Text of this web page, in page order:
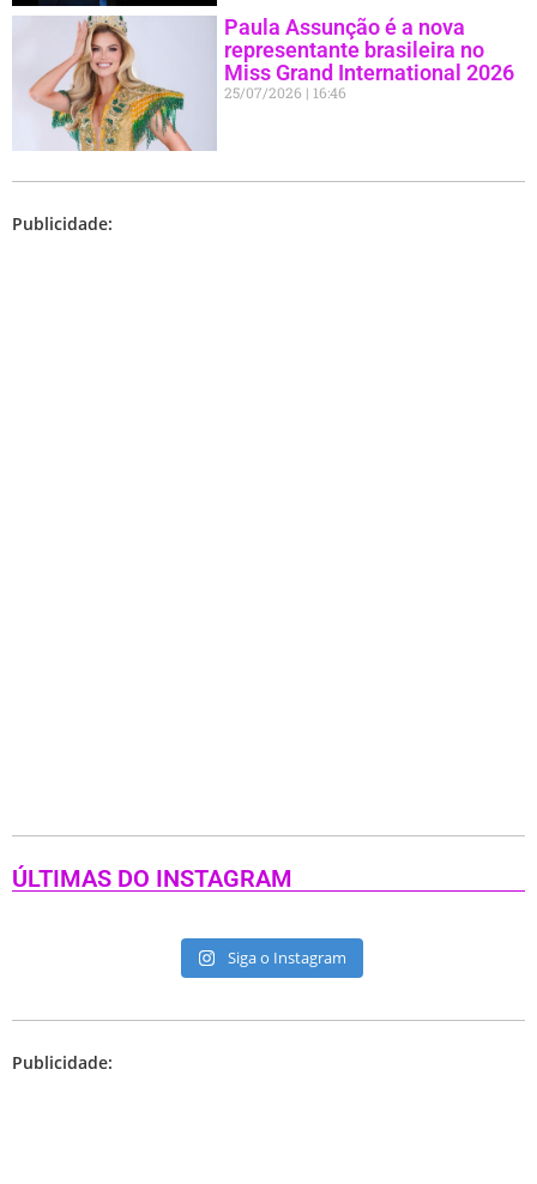
Paula Assunção é a nova
representante brasileira no
Miss Grand International 2026
25/07/2026 16:46
Publicidade:
ÚLTIMAS DO INSTAGRAM
Siga o Instagram
Publicidade: